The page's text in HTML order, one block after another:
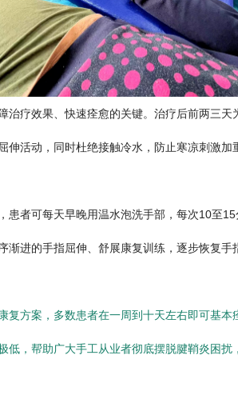
治疗效果、快速痊愈的关键。治疗后前两三
伸活动，同时杜绝接触冷水，防止寒凉刺激加
患者可每天早晚用温水泡洗手部，每次10至
渐进的手指屈伸、舒展康复训练，逐步恢复
复方案，多数患者在一周到十天左右即可基本
低，帮助广大手工从业者彻底摆脱腱鞘炎困扰